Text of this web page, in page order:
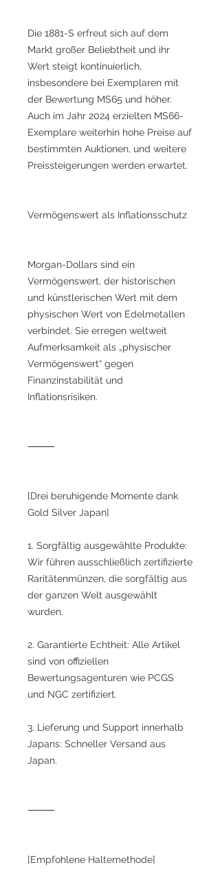
Die 1881-S erfreut sich auf dem
Markt großer Beliebtheit und ihr
Wert steigt kontinuierlich,
insbesondere bei Exemplaren mit
der Bewertung MS65 und höher.
Auch im Jahr 2024 erzielten MS66-
Exemplare weiterhin hohe Preise auf
bestimmten Auktionen, und weitere
Preissteigerungen werden erwartet.
Vermögenswert als Inflationsschutz
Morgan-Dollars sind ein
Vermögenswert, der historischen
und künstlerischen Wert mit dem
physischen Wert von Edelmetallen
verbindet. Sie erregen weltweit
Aufmerksamkeit als „physischer
Vermögenswert“ gegen
Finanzinstabilität und
Inflationsrisiken.
⸻
[Drei beruhigende Momente dank
Gold Silver Japan]
1. Sorgfältig ausgewählte Produkte:
Wir führen ausschließlich zertifizierte
Raritätenmünzen, die sorgfältig aus
der ganzen Welt ausgewählt
wurden.
2. Garantierte Echtheit: Alle Artikel
sind von offiziellen
Bewertungsagenturen wie PCGS
und NGC zertifiziert.
3. Lieferung und Support innerhalb
Japans: Schneller Versand aus
Japan.
⸻
[Empfohlene Haltemethode]